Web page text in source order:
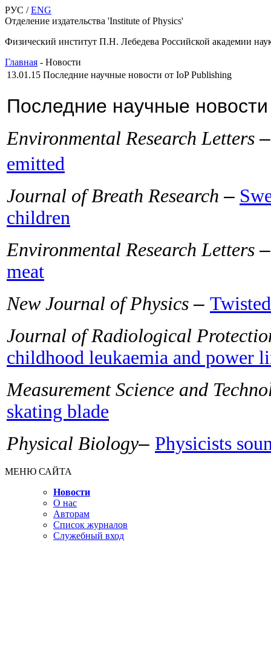
РУС /ENG
Отделение издательства 'Institute of Physics'
Физический институт П.Н. Лебедева Российской академии
Главная - Новости
13.01.15 Последние научные новости от IoP Publishing
Последние научные
Environmental Research Letters –
emitted
Journal of Breath Research –
children
Environmental Research Letters
meat
New Journal of Physics –
Journal of Radiological
childhood leukaemia and power
Measurement Science and
skating blade
Physical Biology– Physicists
МЕНЮ САЙТА
Новости
О нас
Авторам
Список журналов
Служебный вход